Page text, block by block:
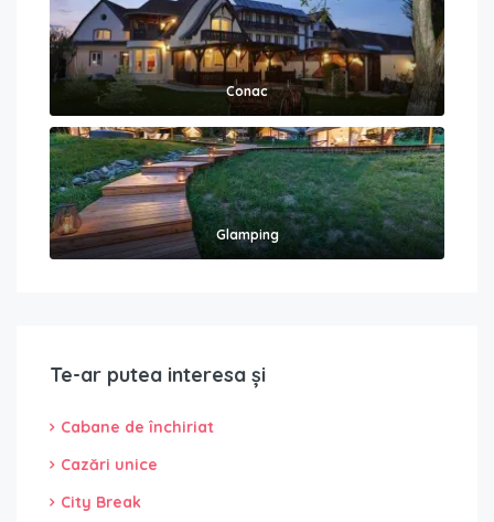
Conac
Glamping
Te-ar putea interesa și
Cabane de închiriat
Cazări unice
City Break